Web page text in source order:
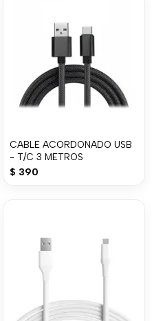
CABLE ACORDONADO USB
- T/C 3 METROS
$ 390